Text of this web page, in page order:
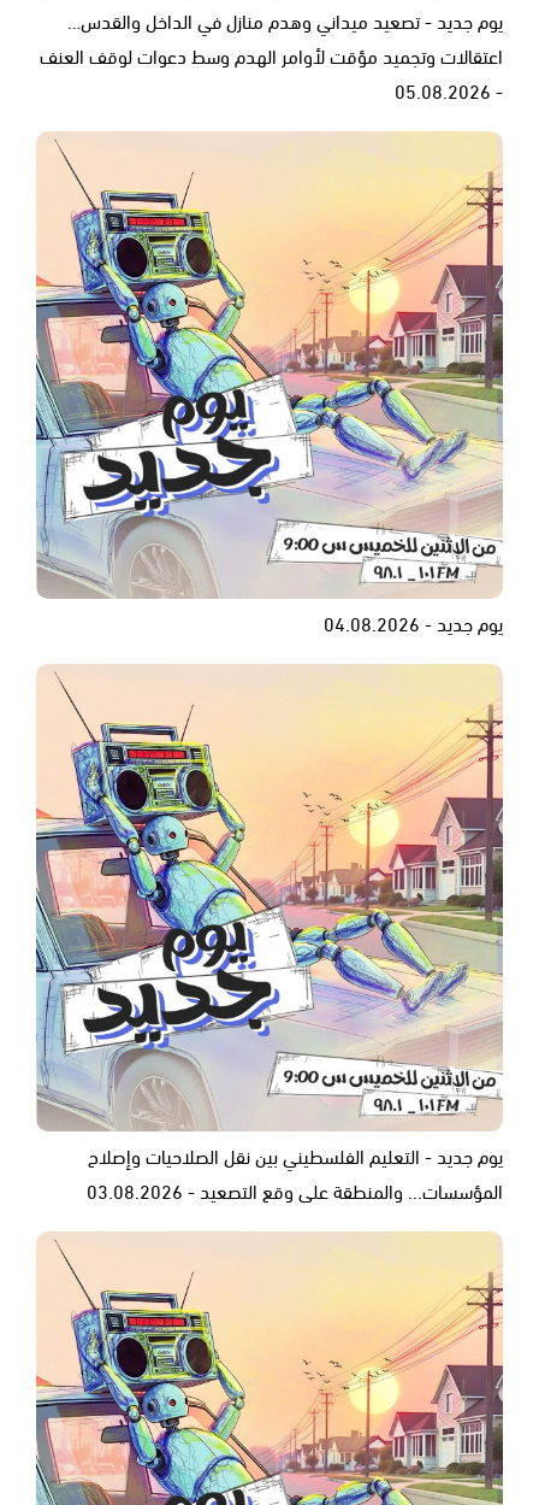
يوم جديد - تصعيد ميداني وهدم منازل في الداخل والقدس…
اعتقالات وتجميد مؤقت لأوامر الهدم وسط دعوات لوقف العنف
- 05.08.2026
يوم جديد - 04.08.2026
يوم جديد - التعليم الفلسطيني بين نقل الصلاحيات وإصلاح
المؤسسات... والمنطقة على وقع التصعيد - 03.08.2026